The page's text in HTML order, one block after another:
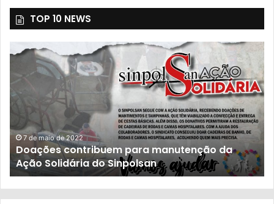
TOP 10 NEWS
da 23 de novembro de 2021
População sofre com descaso do